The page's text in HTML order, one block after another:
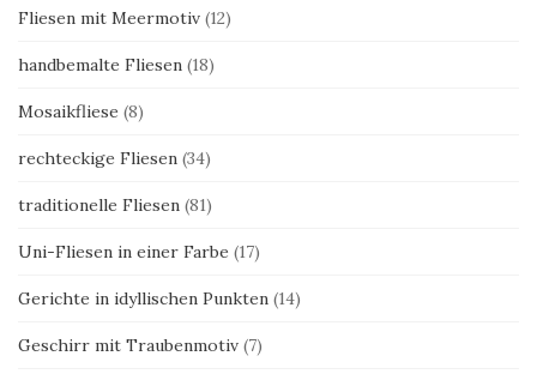
Fliesen mit Meermotiv (12)
handbemalte Fliesen (18)
Mosaikfliese (8)
rechteckige Fliesen (34)
traditionelle Fliesen (81)
Uni-Fliesen in einer Farbe (17)
Gerichte in idyllischen Punkten (14)
Geschirr mit Traubenmotiv (7)